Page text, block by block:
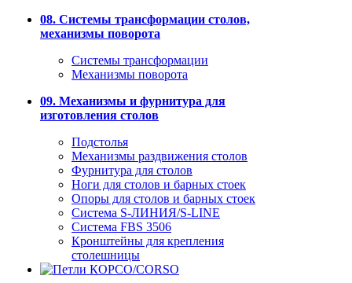
08. Системы трансформации столов,
механизмы поворота
Системы трансформации
Механизмы поворота
09. Механизмы и фурнитура для
изготовления столов
Подстолья
Механизмы раздвижения столов
Фурнитура для столов
Ноги для столов и барных стоек
Опоры для столов и барных стоек
Система S-ЛИНИЯ/S-LINE
Система FBS 3506
Кронштейны для крепления
столешницы